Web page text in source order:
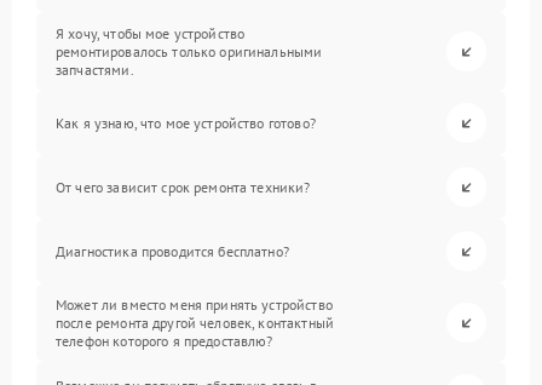
Я хочу, чтобы мое устройство
ремонтировалось только оригинальными
запчастями.
Как я узнаю, что мое устройство готово?
От чего зависит срок ремонта техники?
Диагностика проводится бесплатно?
Может ли вместо меня принять устройство
после ремонта другой человек, контактный
телефон которого я предоставлю?